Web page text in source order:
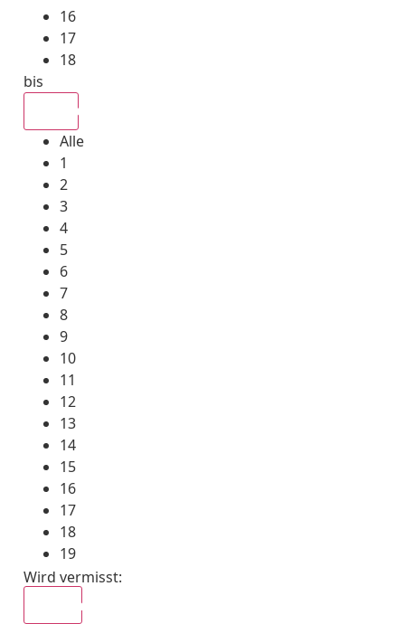
16
17
18
bis
Alle
1
2
3
4
5
6
7
8
9
10
11
12
13
14
15
16
17
18
19
Wird vermisst: